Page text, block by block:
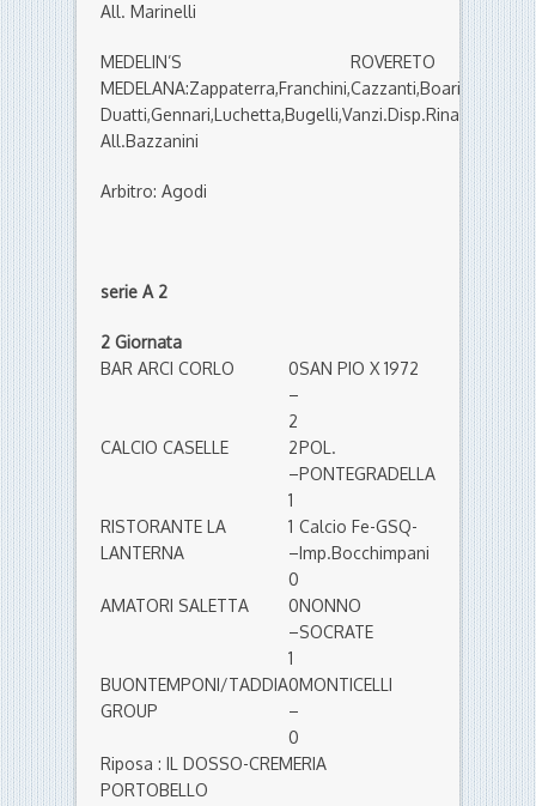
All. Marinelli
MEDELIN’S ROVERETO
All.Bazzanini
Arbitro: Agodi
serie A 2
2 Giornata
BAR ARCI CORLO
0
–
2
SAN PIO X 1972
CALCIO CASELLE
2
–
1
POL.
PONTEGRADELLA
RISTORANTE LA
LANTERNA
1
–
0
Calcio Fe-GSQ-
Imp.Bocchimpani
AMATORI SALETTA
0
–
1
NONNO
SOCRATE
BUONTEMPONI/TADDIA
GROUP
0
–
0
MONTICELLI
Riposa : IL DOSSO-CREMERIA
PORTOBELLO